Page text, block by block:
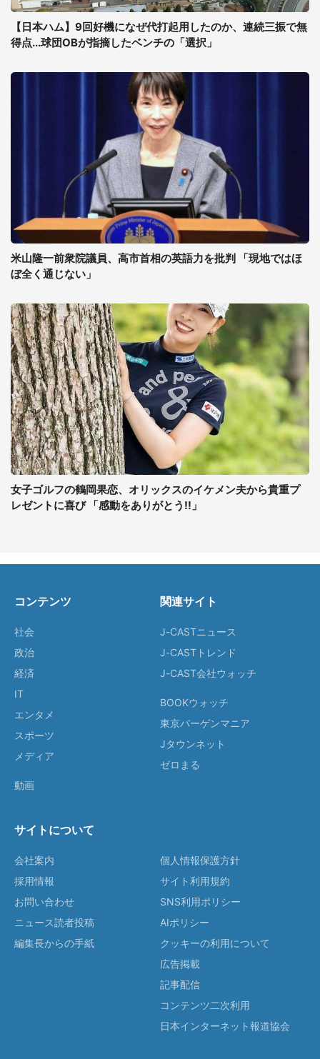
【日本ハム】9回好機になぜ代打起用したのか、連続三振で無
得点...球団OBが指摘したベンチの「選択」
米山隆一前衆院議員、高市首相の英語力を批判 「現地ではほ
ぼ全く通じない」
女子ゴルフの鶴岡果恋、オリックスのイケメン夫から貴重プ
レゼントに喜び 「感動をありがとう!!」
コンテンツ
社会
政治
経済
IT
エンタメ
スポーツ
メディア
動画
関連サイト
J-CASTニュース
J-CASTトレンド
J-CAST会社ウォッチ
BOOKウォッチ
東京バーゲンマニア
Jタウンネット
ゼロまる
サイトについて
会社案内
採用情報
お問い合わせ
ニュース読者投稿
編集長からの手紙
個人情報保護方針
サイト利用規約
SNS利用ポリシー
AIポリシー
クッキーの利用について
広告掲載
記事配信
コンテンツ二次利用
日本インターネット報道協会